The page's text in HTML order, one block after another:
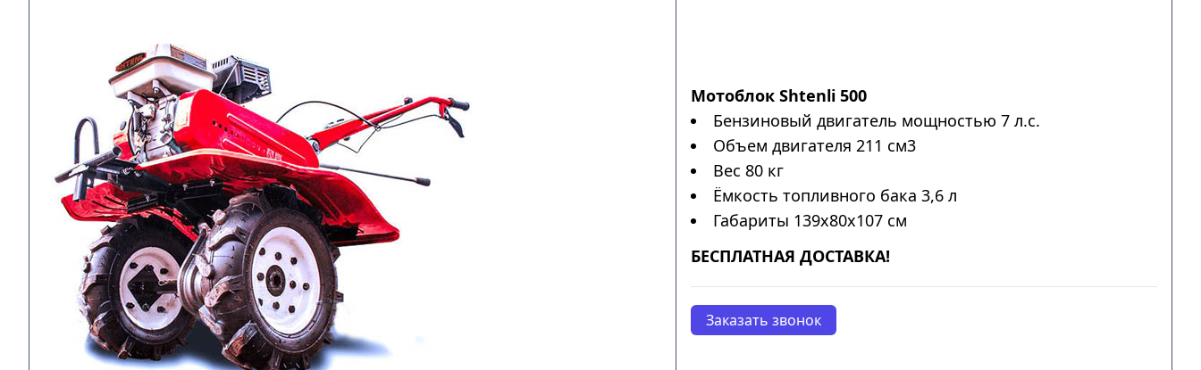
Мотоблок Shtenli 500
Бензиновый двигатель мощностью 7 л.с.
Объем двигателя 211 см3
Вес 80 кг
Ёмкость топливного бака 3,6 л
Габариты 139x80x107 см
БЕСПЛАТНАЯ ДОСТАВКА!
Заказать звонок